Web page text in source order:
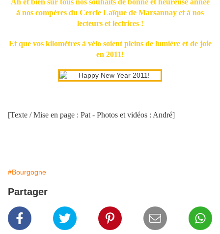
Ah et bien sûr tous nos souhaits de bonne et heureuse année
à nos compères du Cercle Laïque de Marsannay et à nos
lecteurs et lectrices !
Et que vos kilomètres à vélo soient pleins de lumière et de joie
en 2011!
[Texte / Mise en page : Pat - Photos et vidéos : André]
#Bourgogne
Partager